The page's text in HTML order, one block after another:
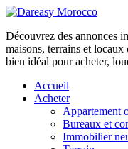
Découvrez des annonces
maisons, terrains et
bien idéal pour acheter,
Accueil
Acheter
Appartement
Bureaux et
Immobilier